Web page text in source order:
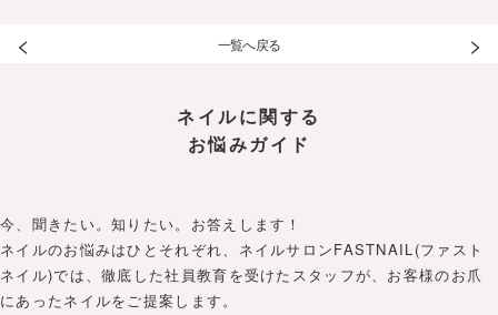
< 一覧へ戻る >
ネイルに関する
お悩みガイド
今、聞きたい。知りたい。お答えします！
ネイルのお悩みはひとそれぞれ、ネイルサロンFASTNAIL(ファスト
ネイル)では、徹底した社員教育を受けたスタッフが、お客様のお爪
にあったネイルをご提案します。